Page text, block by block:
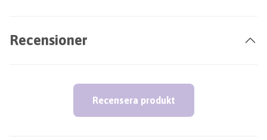
Recensioner
Recensera produkt